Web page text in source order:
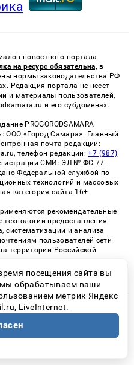
новостного портала
на ресурс обязательна, в
нормы законодательства РФ
Редакция портала не несет
и материалы пользователей,
и его субдоменах.
PROGORODSAMARA
«Город Самара». Главный
почта редакции:
телефон редакции:+7 (987)
СМИ: ЭЛ № ФС 77 -
Федеральной службой по
технологий и массовых
категория сайта 16+
рекомендательные
предоставления
систематизации и анализа
пользователей сети
территории Российской
рекомендательных
обменной сети
«СМИ2» (PDF)
| Все права защищены
сайта 16+
посещения сайта вы
мы обрабатываем ваши
метрик Яндекс
LiveInternet.